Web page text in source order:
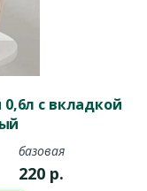
с вкладкой
базовая
220 р.